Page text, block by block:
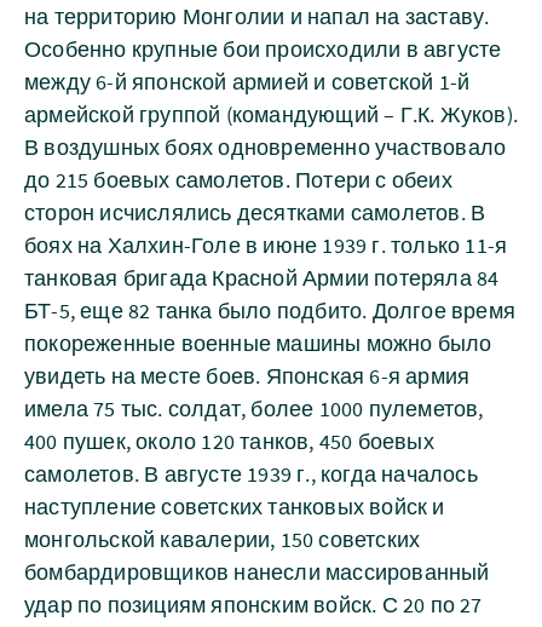
на территорию Монголии и напал на заставу.
Особенно крупные бои происходили в августе
между 6-й японской армией и советской 1-й
армейской группой (командующий – Г.К. Жуков).
В воздушных боях одновременно участвовало
до 215 боевых самолетов. Потери с обеих
сторон исчислялись десятками самолетов. В
боях на Халхин-Голе в июне 1939 г. только 11-я
танковая бригада Красной Армии потеряла 84
БТ-5, еще 82 танка было подбито. Долгое время
покореженные военные машины можно было
увидеть на месте боев. Японская 6-я армия
имела 75 тыс. солдат, более 1000 пулеметов,
400 пушек, около 120 танков, 450 боевых
самолетов. В августе 1939 г., когда началось
наступление советских танковых войск и
монгольской кавалерии, 150 советских
бомбардировщиков нанесли массированный
удар по позициям японским войск. С 20 по 27